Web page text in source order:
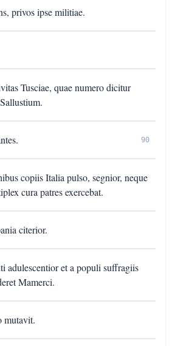
privos ipse militiae.
Tusciae, quae numero dicitur
90
copiis Italia pulso, segnior, neque
cura patres exercebat.
citerior.
adulescentior et a populi suffragiis
Mamerci.
mutavit.